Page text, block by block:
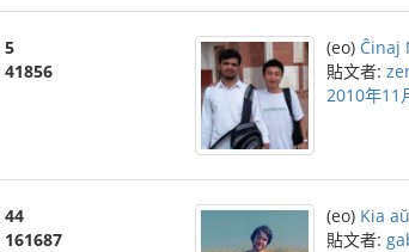
5
41856
(eo) Ĉinaj
貼文者:
2010年11
44
161687
(eo) Kia
貼文者: